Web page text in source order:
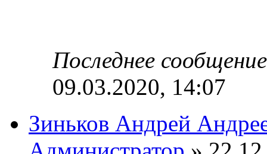
Последнее
09.03.2020, 14:07
Зиньков Андрей